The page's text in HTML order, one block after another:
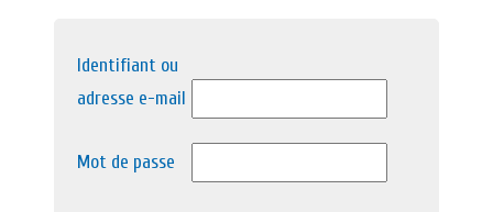
Identifiant ou
adresse e-mail
Mot de passe